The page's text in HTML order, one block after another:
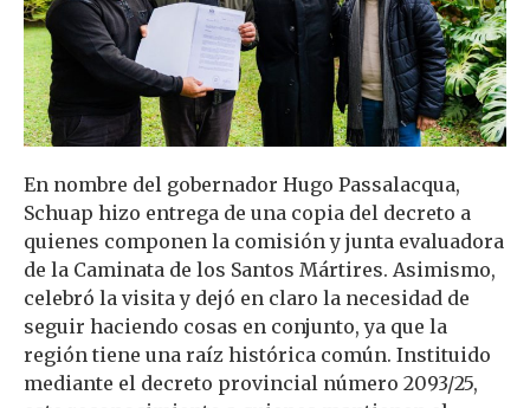
En nombre del gobernador Hugo Passalacqua,
Schuap hizo entrega de una copia del decreto a
quienes componen la comisión y junta evaluadora
de la Caminata de los Santos Mártires. Asimismo,
celebró la visita y dejó en claro la necesidad de
seguir haciendo cosas en conjunto, ya que la
región tiene una raíz histórica común. Instituido
mediante el decreto provincial número 2093/25,